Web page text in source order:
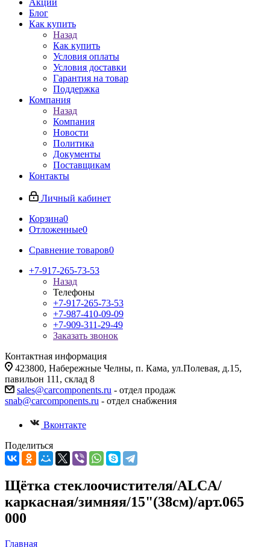
Акции
Блог
Как купить
Назад
Как купить
Условия оплаты
Условия доставки
Гарантия на товар
Поддержка
Компания
Назад
Компания
Новости
Политика
Документы
Поставщикам
Контакты
Личный кабинет
Корзина0
Отложенные0
Сравнение товаров0
+7-917-265-73-53
Назад
Телефоны
+7-917-265-73-53
+7-987-410-09-09
+7-909-311-29-49
Заказать звонок
Контактная информация
423800, Набережные Челны, п. Кама, ул.Полевая, д.15,
павильон 111, склад 8
sales@carcomponents.ru - отдел продаж
snab@carcomponents.ru - отдел снабжения
Вконтакте
Поделиться
Щётка стеклоочистителя/ALCA/
каркасная/зимняя/15"(38см)/арт.065
000
Главная